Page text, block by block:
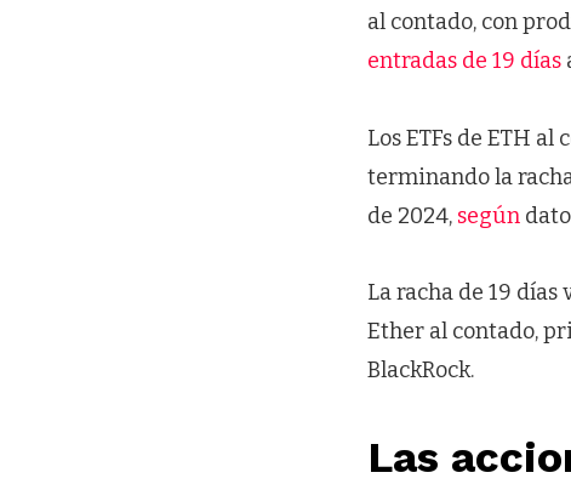
al contado, con
entradas de 19 días
Los ETFs de ETH
terminando la
de 2024, según
La racha de 19
Ether al contado,
BlackRock.
Las